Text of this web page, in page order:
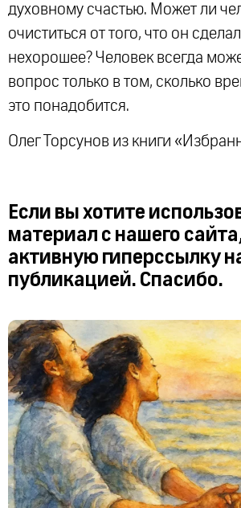
духовному счастью. Может ли
очиститься от того, что он
нехорошее? Человек всегда
вопрос только в том, сколько
это понадобится.
Олег Торсунов из книги
Если вы хотите
материал с нашего
активную гиперссылку
публикацией. Спасибо.